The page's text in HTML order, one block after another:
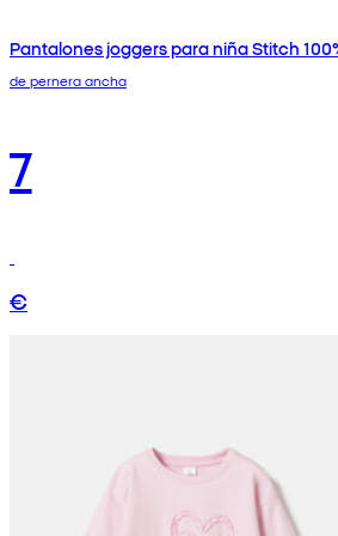
Pantalones joggers para niña Stitch
de pernera ancha
7
€